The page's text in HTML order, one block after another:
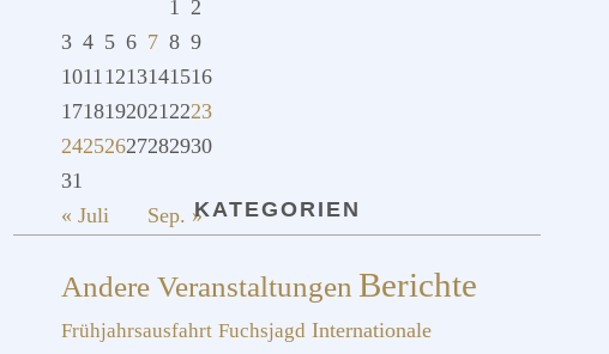
1 2
3 4 5 6 7 8 9
10111213141516
17181920212223
24252627282930
31
« Juli
Sep. »KATEGORIEN
Andere Veranstaltungen Berichte
Frühjahrsausfahrt Fuchsjagd Internationale